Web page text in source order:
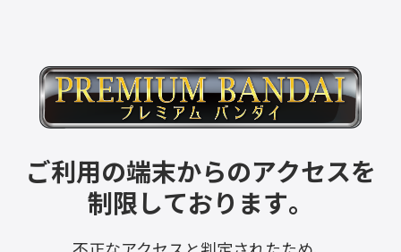
ご利用の端末からのアクセスを
制限しております。